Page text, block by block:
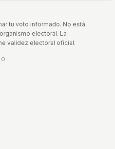
tu voto informado. No está
electoral. La
validez electoral oficial.